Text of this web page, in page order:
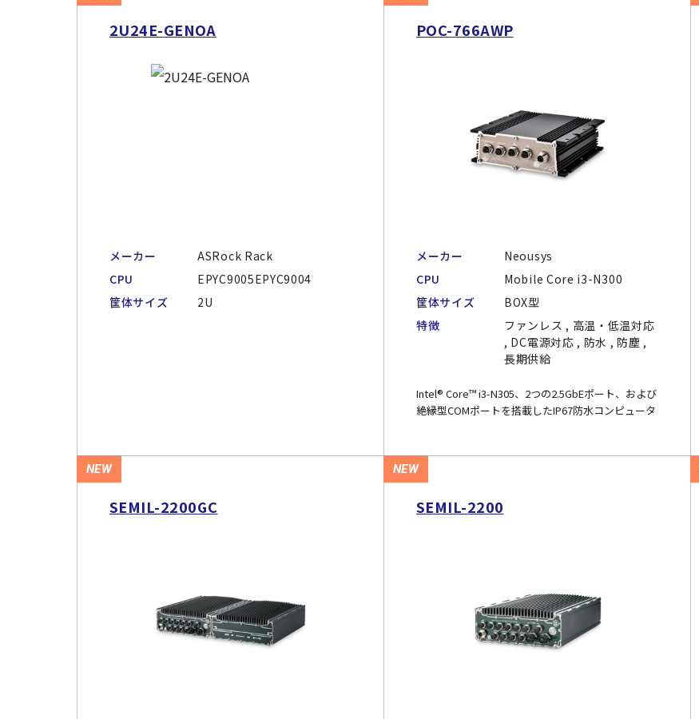
2U24E-GENOA
メーカー
ASRock Rack
CPU
EPYC9005EPYC9004
筐体サイズ
2U
POC-766AWP
メーカー
Neousys
CPU
Mobile Core i3-N300
筐体サイズ
BOX型
特徴
ファンレス , 高温・低温対応
, DC電源対応 , 防水 , 防塵 ,
長期供給
Intel® Core™ i3-N305、2つの2.5GbEポート、および
絶縁型COMポートを搭載したIP67防水コンピュータ
NEW
SEMIL-2200GC
NEW
SEMIL-2200